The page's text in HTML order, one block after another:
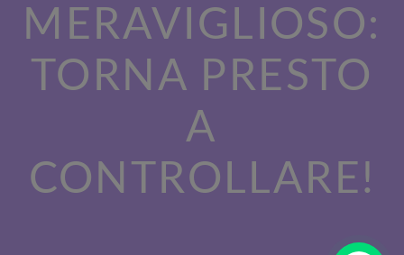
MERAVIGLIOSO:
TORNA PRESTO
A
CONTROLLARE!